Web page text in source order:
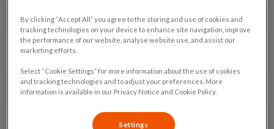
STRAAT EN HUISNUMMER**:
POSTCODE**:
By clicking “Accept All” you agree to the storing and use of cookies and
tracking technologies on your device to enhance site navigation, improve
the performance of our website, analyse website use, and assist our
marketing efforts.
Select “Cookie Settings” for more information about the use of cookies
and tracking technologies and to adjust your preferences. More
information is available in our Privacy Notice and Cookie Policy.
Settings